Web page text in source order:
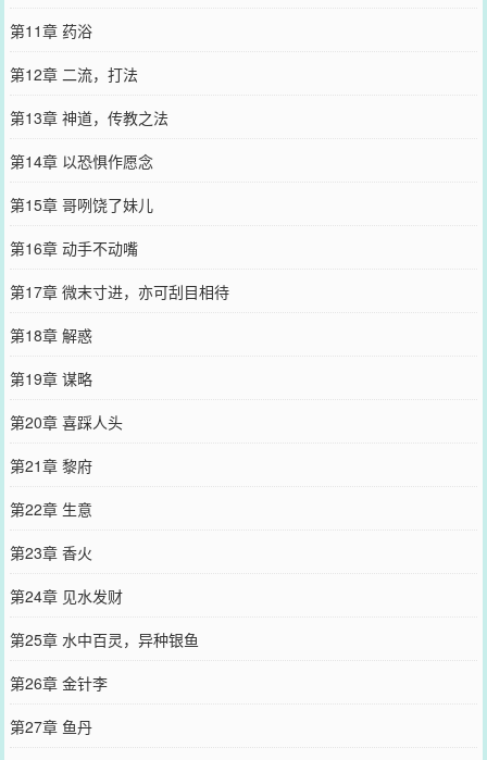
第11章 药浴
第12章 二流，打法
第13章 神道，传教之法
第14章 以恐惧作愿念
第15章 哥咧饶了妹儿
第16章 动手不动嘴
第17章 微末寸进，亦可刮目相待
第18章 解惑
第19章 谋略
第20章 喜踩人头
第21章 黎府
第22章 生意
第23章 香火
第24章 见水发财
第25章 水中百灵，异种银鱼
第26章 金针李
第27章 鱼丹